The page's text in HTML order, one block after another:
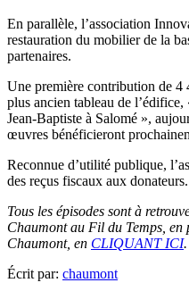
En parallèle, l’association
restauration du mobilier de la
partenaires.
Une première contribution de 4
plus ancien tableau de
Jean-Baptiste à Salomé »,
œuvres bénéficieront
Reconnue d’utilité publique,
des reçus fiscaux aux donateurs.
Tous les épisodes sont à
Chaumont au Fil du Temps,
Chaumont, en CLIQUANT ICI.
Écrit par: chaumont